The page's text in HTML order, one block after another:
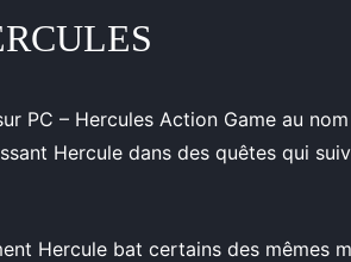
PC – Hercules Action Game au
Hercule dans des quêtes qui
Hercule bat certains des mêmes